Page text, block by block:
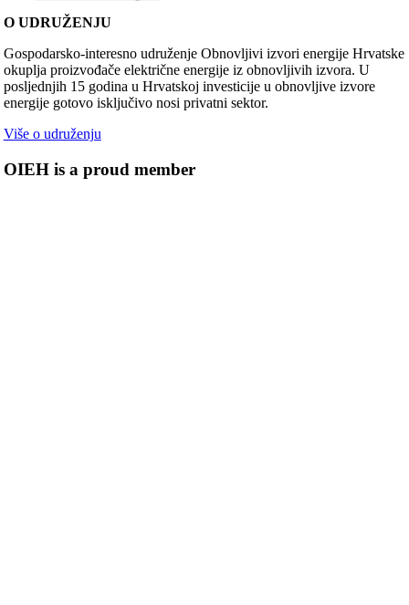
O UDRUŽENJU
Gospodarsko-interesno udruženje Obnovljivi izvori energije Hrvatske
okuplja proizvođače električne energije iz obnovljivih izvora. U
posljednjih 15 godina u Hrvatskoj investicije u obnovljive izvore
energije gotovo isključivo nosi privatni sektor.
Više o udruženju
OIEH is a proud member